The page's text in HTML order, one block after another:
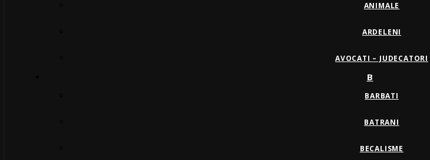
ANIMALE
ARDELENI
AVOCATI – JUDECATORI
B
BARBATI
BATRANI
BECALISME